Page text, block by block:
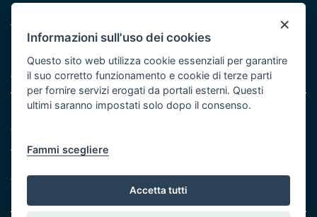
Protezione civile
Vai al sito di Protezione Civile Puglia
Iniziativa finanziata con risorse del POR Puglia 2014/2020 -
Asse XI
Note legali
Cookie e privacy
Atti di notifica
Servizi Intranet
×
Informazioni sull'uso dei cookies
Questo sito web utilizza cookie essenziali per garantire
il suo corretto funzionamento e cookie di terze parti
per fornire servizi erogati da portali esterni. Questi
ultimi saranno impostati solo dopo il consenso.
Fammi scegliere
Accetta tutti